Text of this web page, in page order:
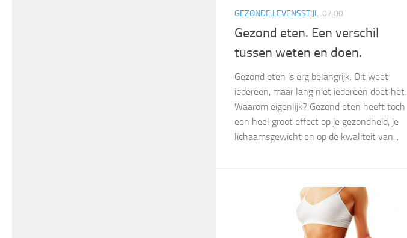
GEZONDE LEVENSSTIJL 07:00
Gezond eten. Een verschil
tussen weten en doen.
Gezond eten is erg belangrijk. Dit weet
iedereen, maar lang niet iedereen doet het.
Waarom eigenlijk? Gezond eten heeft toch
een heel groot effect op je gezondheid, je
lichaamsgewicht en op de kwaliteit van...